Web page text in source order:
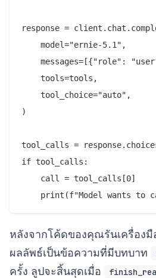
response =
    model="ernie-5.1",
messages=[{"role":
    tools=tools,
    tool_choice="auto",
)
tool_calls =
if tool_calls:
    call = tool_calls[0]
หลังจากโค้ดของคุณรันเครื่องมื
ผลลัพธ์เป็นข้อความที่มีบทบาท
ครั้ง ลูปจะสิ้นสุดเมื่อ